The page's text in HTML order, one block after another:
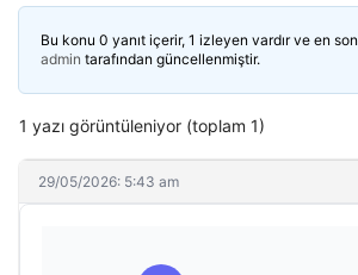
Bu konu 0 yanıt içerir, 1 izleyen vardır ve en son
admin tarafından güncellenmiştir.
1 yazı görüntüleniyor (toplam 1)
29/05/2026: 5:43 am